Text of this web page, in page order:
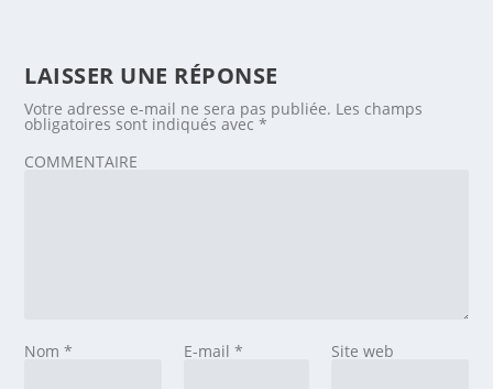
LAISSER UNE RÉPONSE
Votre adresse e-mail ne sera pas publiée. Les champs
obligatoires sont indiqués avec*
COMMENTAIRE
Nom* E-mail * Site web